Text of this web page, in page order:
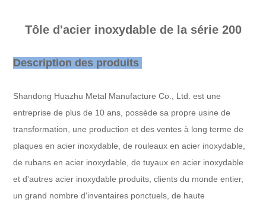
Tôle d'acier inoxydable de la série 200
Description des produits
Shandong Huazhu Metal Manufacture Co., Ltd. est une
entreprise de plus de 10 ans, possède sa propre usine de
transformation, une production et des ventes à long terme de
plaques en acier inoxydable, de rouleaux en acier inoxydable,
de rubans en acier inoxydable, de tuyaux en acier inoxydable
et d'autres acier inoxydable produits, clients du monde entier,
un grand nombre d'inventaires ponctuels, de haute